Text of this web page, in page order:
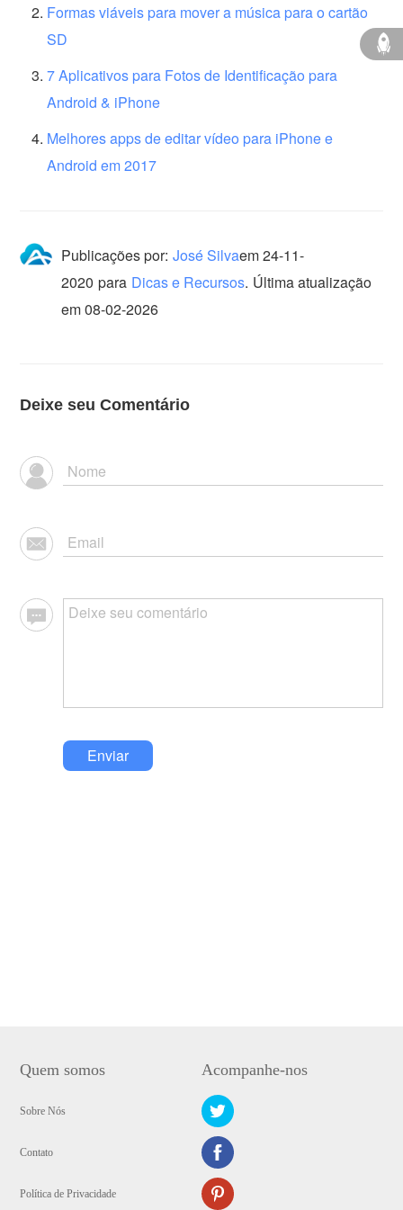
Formas viáveis ​​para mover a música para o cartão
SD
7 Aplicativos para Fotos de Identificação para
Android & iPhone
Melhores apps de editar vídeo para iPhone e
Android em 2017
Publicações por: José Silvaem24-11-
2020 para Dicas e Recursos. Última atualização
em 08-02-2026
Deixe seu Comentário
Enviar
Quem somos
Sobre Nós
Contato
Política de Privacidade
Acompanhe-nos